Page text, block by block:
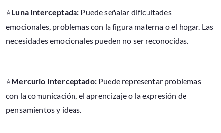
⭐Luna Interceptada: Puede señalar dificultades
emocionales, problemas con la figura materna o el hogar. Las
necesidades emocionales pueden no ser reconocidas.
⭐Mercurio Interceptado: Puede representar problemas
con la comunicación, el aprendizaje o la expresión de
pensamientos y ideas.